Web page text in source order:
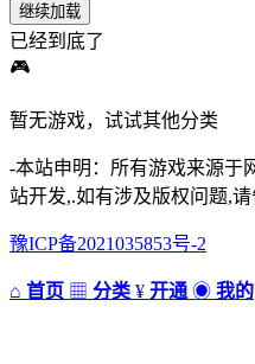
继续加载
已经到底了
🎮
暂无游戏，试试其他分类
-本站申明：所有游戏来源于
站开发,.如有涉及版权问题,
豫ICP备2021035853号-2
⌂ 首页 ▦ 分类 ¥ 开通 ◉ 我的